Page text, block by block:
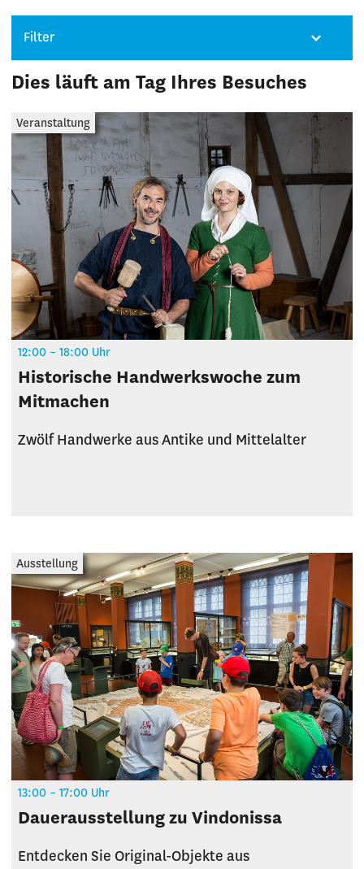
Filter
Dies läuft am Tag Ihres Besuches
12:00 – 18:00 Uhr
Historische Handwerkswoche zum
Mitmachen
Zwölf Handwerke aus Antike und Mittelalter
Veranstaltung
13:00 – 17:00 Uhr
Dauerausstellung zu Vindonissa
Entdecken Sie Original-Objekte aus
Ausstellung